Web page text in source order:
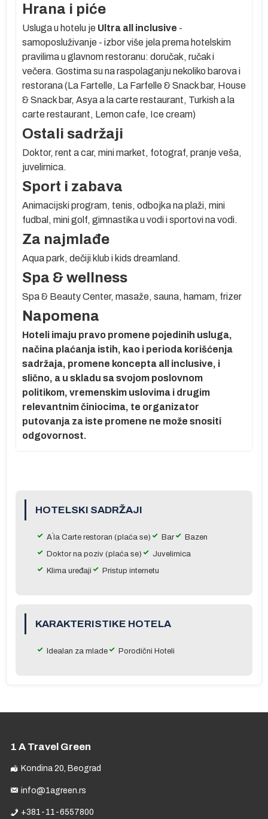
Hrana i piće
Usluga u hotelu je Ultra all inclusive -
samoposluživanje - izbor više jela prema hotelskim
pravilima u glavnom restoranu: doručak, ručak i
večera. Gostima su na raspolaganju nekoliko barova i
restorana (La Fartelle, La Farfelle & Snack bar, House
& Snack bar, Asya a la carte restaurant, Turkish a la
carte restaurant, Lemon cafe, Ice cream)
Ostali sadržaji
Doktor, rent a car, mini market, fotograf, pranje veša,
juvelirnica.
Sport i zabava
Animacijski program, tenis, odbojka na plaži, mini
fudbal, mini golf, gimnastika u vodi i sportovi na vodi.
Za najmlađe
Aqua park, dečiji klub i kids dreamland.
Spa & wellness
Spa & Beauty Center, masaže, sauna, hamam, frizer
Napomena
Hoteli imaju pravo promene pojedinih usluga,
načina plaćanja istih, kao i perioda korišćenja
sadržaja, promene koncepta all inclusive, i
slično, a u skladu sa svojom poslovnom
politikom, vremenskim uslovima i drugim
relevantnim činiocima, te organizator
putovanja za iste promene ne može snositi
odgovornost.
HOTELSKI SADRŽAJI
A`la Carte restoran (plaća se) Bar
Bazen
Doktor na poziv (plaća se)
Juvelirnica
Klima uređaji
Pristup internetu
KARAKTERISTIKE HOTELA
Idealan za mlade Porodični Hoteli
1 A Travel Green
Kondina 20, Beograd
info@1agreen.rs
+381-11-6557800